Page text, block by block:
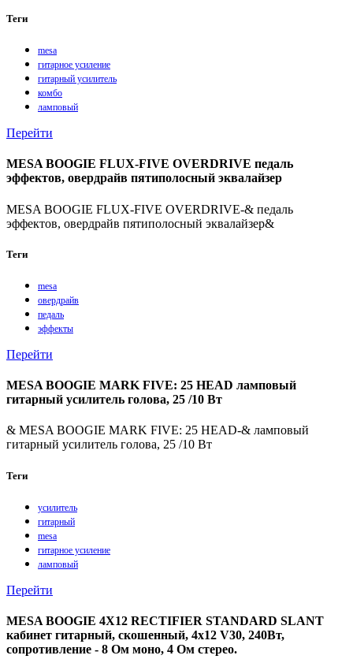
Теги
mesa
гитарное усиление
гитарный усилитель
комбо
ламповый
Перейти
MESA BOOGIE FLUX-FIVE OVERDRIVE педаль
эффектов, овердрайв пятиполосный эквалайзер
MESA BOOGIE FLUX-FIVE OVERDRIVE-& педаль
эффектов, овердрайв пятиполосный эквалайзер&
Теги
mesa
овердрайв
педаль
эффекты
Перейти
MESA BOOGIE MARK FIVE: 25 HEAD ламповый
гитарный усилитель голова, 25 /10 Вт
& MESA BOOGIE MARK FIVE: 25 HEAD-& ламповый
гитарный усилитель голова, 25 /10 Вт
Теги
усилитель
гитарный
mesa
гитарное усиление
ламповый
Перейти
MESA BOOGIE 4X12 RECTIFIER STANDARD SLANT
кабинет гитарный, скошенный, 4x12 V30, 240Вт,
сопротивление - 8 Ом моно, 4 Ом стерео.